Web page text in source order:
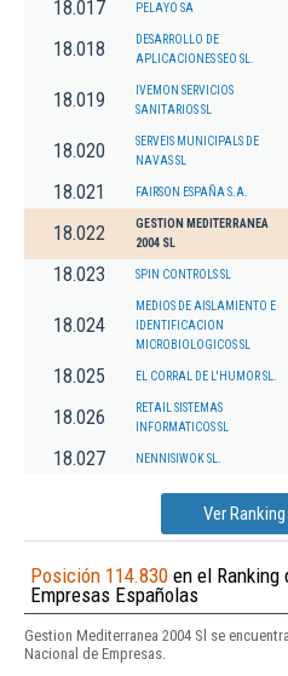
18.017 PELAYO SA
18.018
DESARROLLO DE
APLICACIONES SEO SL.
18.019
IVEMON SERVICIOS
SANITARIOS SL
18.020
SERVEIS MUNICIPALS DE
NAVAS SL
18.021 FAIRSON ESPAÑA S.A.
18.022
GESTION MEDITERRANEA
2004 SL
18.023 SPIN CONTROLS SL
18.024
MEDIOS DE AISLAMIENTO E
IDENTIFICACION
MICROBIOLOGICOS SL
18.025 EL CORRAL DE L'HUMOR SL.
18.026
RETAIL SISTEMAS
INFORMATICOS SL
18.027 NENNISIWOK SL.
Ver
Posición 114.830 en el Ranking
Empresas Españolas
Gestion Mediterranea 2004 Sl se
Nacional de Empresas.